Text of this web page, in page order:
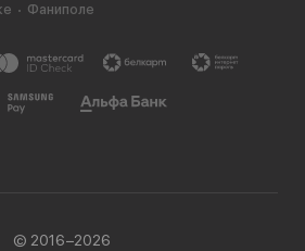
Фаниполе
© 2016−2026